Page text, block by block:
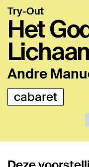
Het
Andre
Try-Out
cabaret